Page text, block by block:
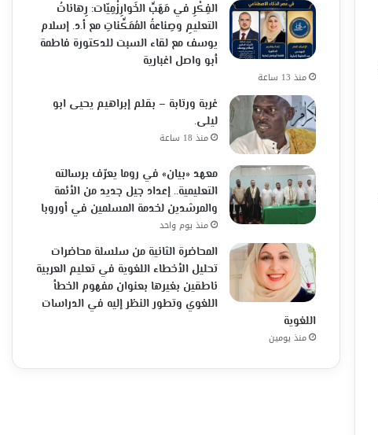
الفِكْرِ في مَهَبِّ الخَوارِزْمِيّات: رِهاناتُ
التعليمِ وصِناعةُ المُمَكِّناتِ مع أ.د. إسلام
يوسف مع لقاء السبت للدكتورة فاطمة
أبو واصل اغبارية
منذ 13 ساعة
غربة ورتابة – بقلم إبراهيم يحيى ابو
ليلى.
منذ 18 ساعة
معهد «بيان» في روما يعرّف برسالته
التعليمية.. إعداد جيل جديد من الأئمة
والمرشدين لخدمة المسلمين في أوروبا
منذ يوم واحد
المحاضرة الثانية من سلسلة محاضرات
تحليل الأخطاء اللغوية في تعليم العربية
ناطقين بغيرها بعنوان مفهوم الخطأ
اللغوي وتطور النظر إليه في الدراسات
اللغوية
منذ يومين